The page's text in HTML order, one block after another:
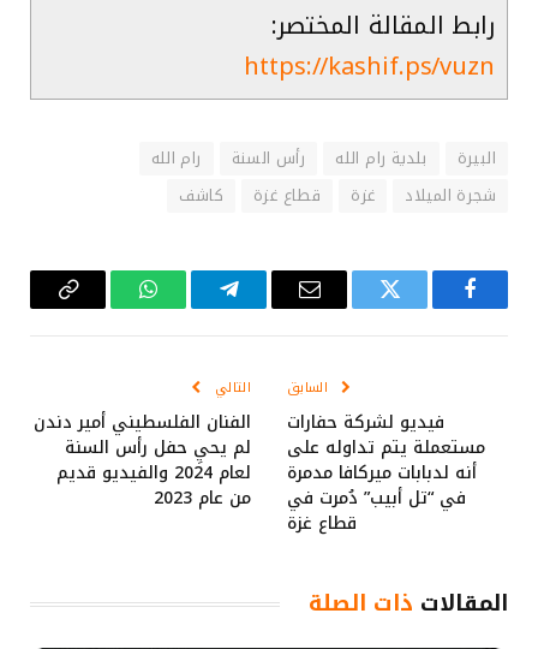
رابط المقالة المختصر:
https://kashif.ps/vuzn
البيرة بلدية رام الله رأس السنة
رام الله
شجرة الميلاد
غزة قطاع غزة كاشف
فيسبوك تويتر
البريد
تيلقرام واتساب Copy
السابق
فيديو لشركة حفارات
مستعملة يتم تداوله على
أنه لدبابات ميركافا مدمرة
في “تل أبيب” دُمرت في
قطاع غزة
التالي
الفنان الفلسطيني أمير دندن
لم يحيِ حفل رأس السنة
لعام 2024 والفيديو قديم
من عام 2023
المقالات ذات الصلة